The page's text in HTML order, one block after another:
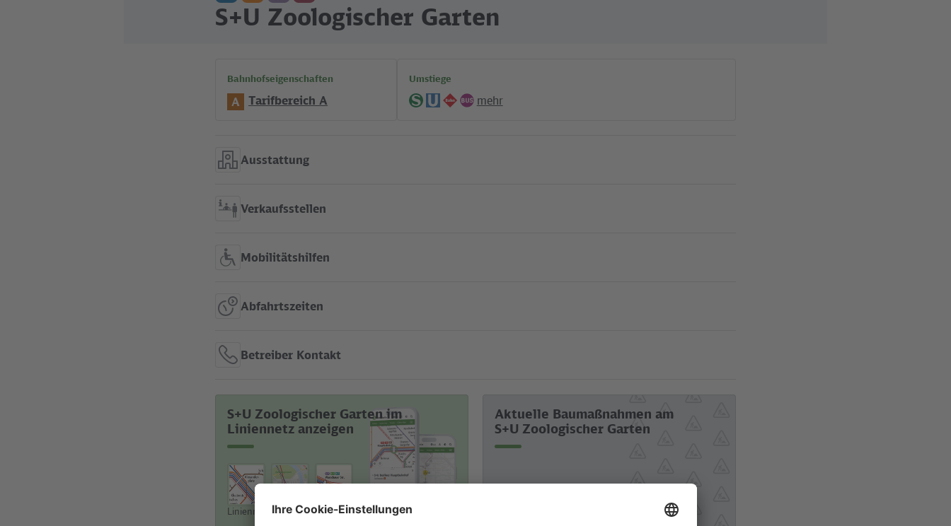
S+U Zoologischer Garten
Bahnhofseigenschaften
A Tarifbereich A
Umstiege
mehr
Ausstattung
Verkaufsstellen
Mobilitätshilfen
Abfahrtszeiten
Betreiber Kontakt
S+U Zoologischer Garten im
Liniennetz anzeigen
Liniennetz Stadtplan Touristisches
Aktuelle Baumaßnahmen am
S+U Zoologischer Garten